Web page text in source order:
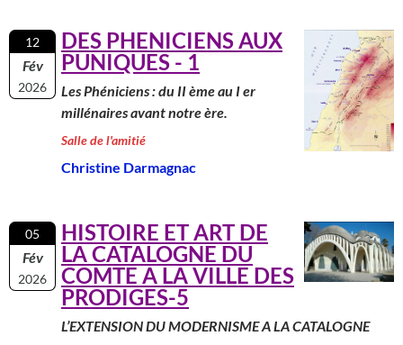
12
Fév
2026
DES PHENICIENS AUX
PUNIQUES - 1
Les Phéniciens : du II ème au I er
millénaires avant notre ère.
Salle de l'amitié
Christine Darmagnac
05
Fév
2026
HISTOIRE ET ART DE
LA CATALOGNE DU
COMTE A LA VILLE DES
PRODIGES-5
L’EXTENSION DU MODERNISME A LA CATALOGNE